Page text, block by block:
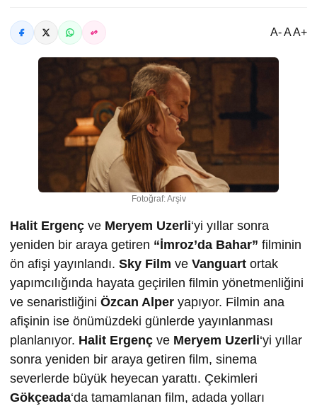
A- A A+
Fotoğraf: Arşiv
Halit Ergenç ve Meryem Uzerli‘yi yıllar sonra
yeniden bir araya getiren “İmroz’da Bahar” filminin
ön afişi yayınlandı. Sky Film ve Vanguart ortak
yapımcılığında hayata geçirilen filmin yönetmenliğini
ve senaristliğini Özcan Alper yapıyor. Filmin ana
afişinin ise önümüzdeki günlerde yayınlanması
planlanıyor. Halit Ergenç ve Meryem Uzerli‘yi yıllar
sonra yeniden bir araya getiren film, sinema
severlerde büyük heyecan yarattı. Çekimleri
Gökçeada‘da tamamlanan film, adada yolları